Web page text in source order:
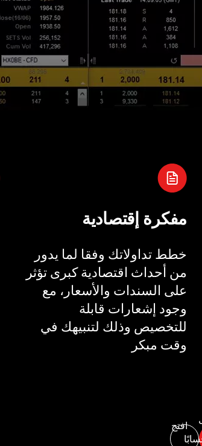
مفكرة إقتصادية
خطط تداولاتك وفقا لما يدور
من أحداث اقتصادية كبرى تؤثر
على السندات والأسعار، مع
وجود إشعارات قابلة
للتخصيص وذلك لتنبيهك في
وقت مبكر